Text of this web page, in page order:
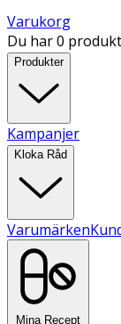
Varukorg
Du har 0
Produkter
Kampanjer
Kloka Råd
Varumärken
Mina Recept